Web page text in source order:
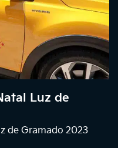
Luz de
de Gramado 2023